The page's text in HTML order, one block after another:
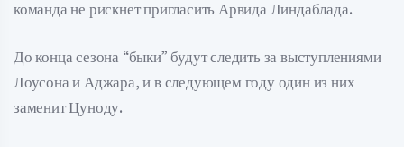
команда не рискнет пригласить Арвида Линдаблада.
До конца сезона “быки” будут следить за выступлениями
Лоусона и Аджара, и в следующем году один из них
заменит Цуноду.